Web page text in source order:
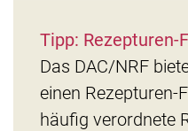
Tipp: Rezepturen-
Das DAC/NRF
einen Rezepturen-
häufig verordnete